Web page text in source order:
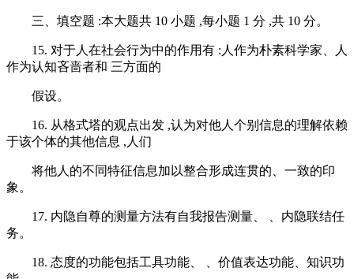
三、填空题 :本大题共 10 小题 ,每小题 1 分 ,共 10 分。
15. 对于人在社会行为中的作用有 :人作为朴素科学家、人
作为认知吝啬者和 三方面的
假设。
16. 从格式塔的观点出发 ,认为对他人个别信息的理解依赖
于该个体的其他信息 ,人们
将他人的不同特征信息加以整合形成连贯的、一致的印
象。
17. 内隐自尊的测量方法有自我报告测量、 、内隐联结任
务。
18. 态度的功能包括工具功能、 、价值表达功能、知识功